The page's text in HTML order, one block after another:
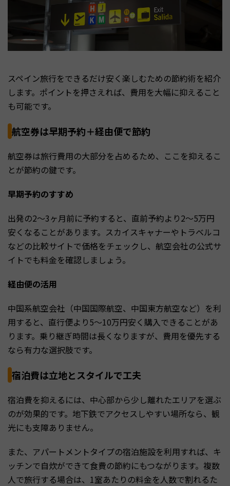
スペイン旅行をできるだけ安く楽しむための節約術を紹介
します。ポイントを押さえれば、費用を大幅に抑えること
も可能です。
航空券は早期予約＋経由便で節約
航空券は旅行費用の大部分を占めるため、ここを抑えるこ
とが節約の鍵です。
早期予約のすすめ
出発の2〜3ヶ月前に予約すると、直前予約より2〜5万円
安くなることがあります。スカイスキャナーやトラベルコ
などの比較サイトで価格をチェックし、航空会社の公式サ
イトでも料金を確認しましょう。
経由便の活用
中国系航空会社（中国国際航空、中国東方航空など）を利
用すると、直行便より5〜10万円安く購入できることがあ
ります。乗り継ぎ時間は長くなりますが、費用を優先する
なら有力な選択肢です。
宿泊費は立地とスタイルで工夫
宿泊費を抑えるには、中心部から少し離れたエリアを選ぶ
のが効果的です。地下鉄でアクセスしやすい場所なら、観
光にも支障ありません。
また、アパートメントタイプの宿泊施設を利用すれば、キ
ッチンで自炊ができて食費の節約にもつながります。複数
人で旅行する場合は、1室あたりの料金を人数で割れるた